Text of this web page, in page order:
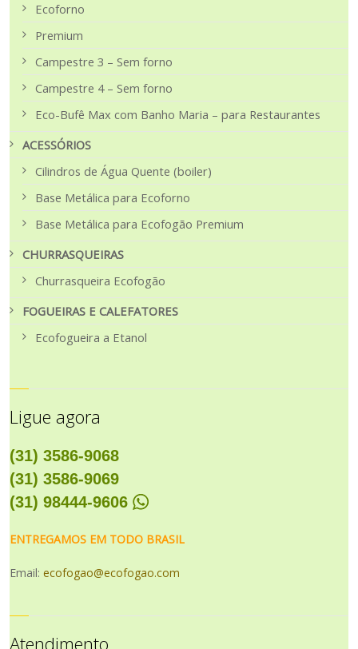
Ecoforno
Premium
Campestre 3 – Sem forno
Campestre 4 – Sem forno
Eco-Bufê Max com Banho Maria – para Restaurantes
ACESSÓRIOS
Cilindros de Água Quente (boiler)
Base Metálica para Ecoforno
Base Metálica para Ecofogão Premium
CHURRASQUEIRAS
Churrasqueira Ecofogão
FOGUEIRAS E CALEFATORES
Ecofogueira a Etanol
Ligue agora
(31) 3586-9068
(31) 3586-9069
(31) 98444-9606
ENTREGAMOS EM TODO BRASIL
Email:ecofogao@ecofogao.com
Atendimento